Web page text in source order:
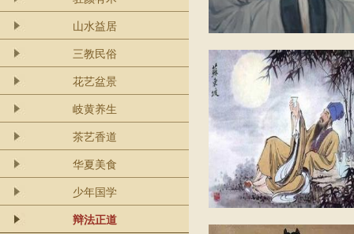
山水益居
三教民俗
花艺盆景
岐黄养生
茶艺香道
华夏美食
少年国学
辩法正道